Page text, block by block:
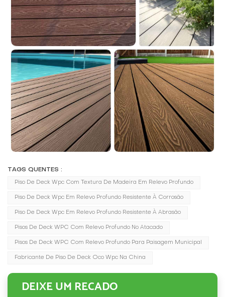
TAGS QUENTES :
Piso De Deck Wpc Com Textura De Madeira Em Relevo Profundo
Piso De Deck Wpc Em Relevo Profundo Resistente À Corrosão
Piso De Deck Wpc Em Relevo Profundo Resistente À Abrasão
Pisos De Deck WPC Com Relevo Profundo No Atacado
Pisos De Deck WPC Com Relevo Profundo Para Paisagem Municipal
Fabricante De Piso De Deck Oco Wpc Na China
DEIXE UM RECADO